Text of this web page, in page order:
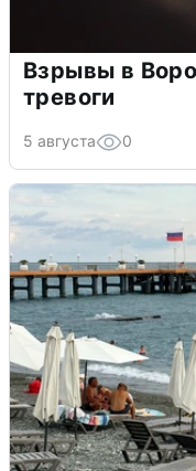
Взрывы в
тревоги
5 августа 0